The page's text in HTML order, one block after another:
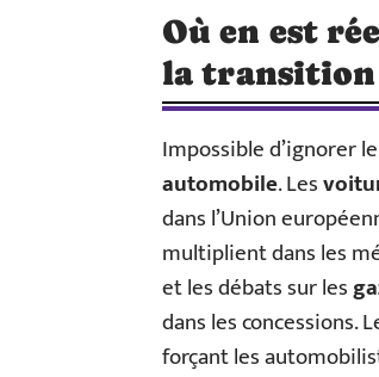
Où en est
la transition
Impossible d’ignorer
automobile. Les
dans l’Union
multiplient dans les
et les débats sur les
dans les concessions.
forçant les